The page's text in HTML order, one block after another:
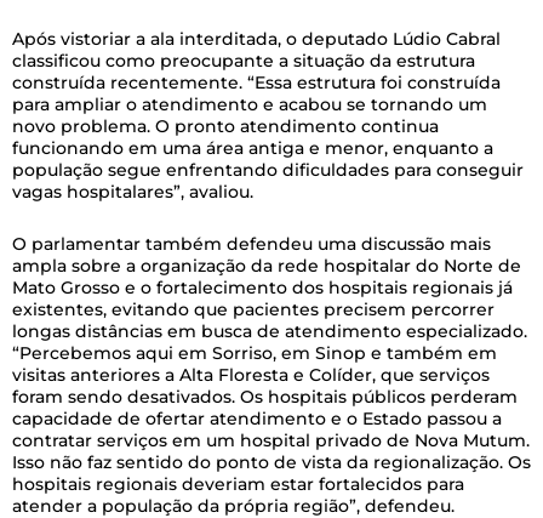
Após vistoriar a ala interditada, o deputado Lúdio Cabral
classificou como preocupante a situação da estrutura
construída recentemente. “Essa estrutura foi construída
para ampliar o atendimento e acabou se tornando um
novo problema. O pronto atendimento continua
funcionando em uma área antiga e menor, enquanto a
população segue enfrentando dificuldades para conseguir
vagas hospitalares”, avaliou.
O parlamentar também defendeu uma discussão mais
ampla sobre a organização da rede hospitalar do Norte de
Mato Grosso e o fortalecimento dos hospitais regionais já
existentes, evitando que pacientes precisem percorrer
longas distâncias em busca de atendimento especializado.
“Percebemos aqui em Sorriso, em Sinop e também em
visitas anteriores a Alta Floresta e Colíder, que serviços
foram sendo desativados. Os hospitais públicos perderam
capacidade de ofertar atendimento e o Estado passou a
contratar serviços em um hospital privado de Nova Mutum.
Isso não faz sentido do ponto de vista da regionalização. Os
hospitais regionais deveriam estar fortalecidos para
atender a população da própria região”, defendeu.